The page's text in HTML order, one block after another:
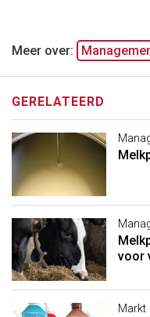
Meer over:
GERELATEERD
voor
Markt